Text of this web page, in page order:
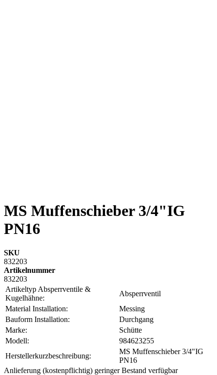
MS Muffenschieber 3/4"IG
PN16
SKU
832203
Artikelnummer
832203
Artikeltyp Absperrventile &
Kugelhähne:
Absperrventil
Material Installation:
Messing
Bauform Installation:
Durchgang
Marke:
Schütte
Modell:
984623255
Herstellerkurzbeschreibung:
MS Muffenschieber 3/4"IG
PN16
Anlieferung (kostenpflichtig) geringer Bestand verfügbar